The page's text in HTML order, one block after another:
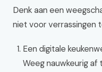
Denk aan een
niet voor verrassingen
Een digitale
Weeg nauwkeurig